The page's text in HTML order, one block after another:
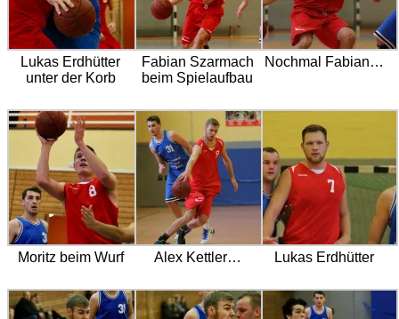
Lukas Erdhütter
unter der Korb
Fabian Szarmach
beim Spielaufbau
Nochmal Fabian…
Moritz beim Wurf Alex Kettler… Lukas Erdhütter